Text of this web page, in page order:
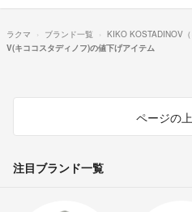
ラクマ ブランド一覧 KIKO KOSTADINOV（
V(キココスタディノフ)の値下げアイテム
ページの
注目ブランド一覧